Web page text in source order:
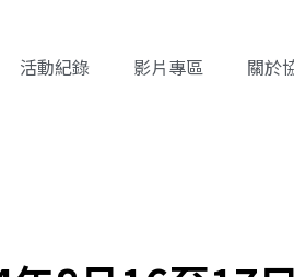
活動紀錄 影片專區 關於